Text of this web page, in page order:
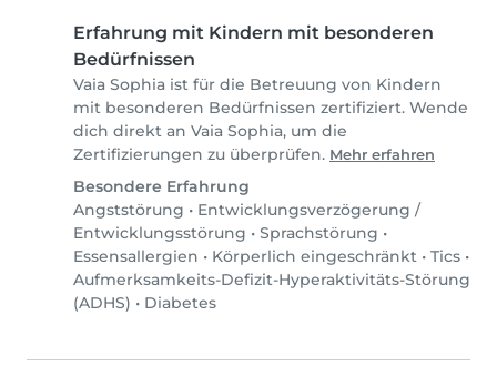
Erfahrung mit Kindern mit besonderen
Bedürfnissen
Vaia Sophia ist für die Betreuung von Kindern
mit besonderen Bedürfnissen zertifiziert. Wende
dich direkt an Vaia Sophia, um die
Zertifizierungen zu überprüfen. Mehr erfahren
Besondere Erfahrung
Angststörung • Entwicklungsverzögerung /
Entwicklungsstörung • Sprachstörung •
Essensallergien • Körperlich eingeschränkt • Tics •
Aufmerksamkeits-Defizit-Hyperaktivitäts-Störung
(ADHS) • Diabetes